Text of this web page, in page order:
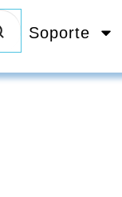
Soporte